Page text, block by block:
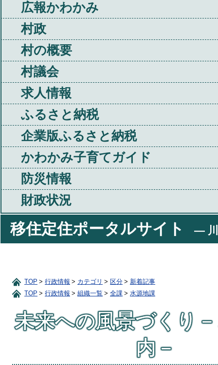
広報かわかみ
村政
村の概要
村議会
求人情報
ふるさと納税
企業版ふるさと納税
かわかみ子育てガイド
防災情報
財政状況
移住定住ポータルサイト ―
TOP 行政情報 カテゴリ 区分
新着記事
TOP
行政情報 組織一覧 全課 水源地課
未来への風景づくり
内－